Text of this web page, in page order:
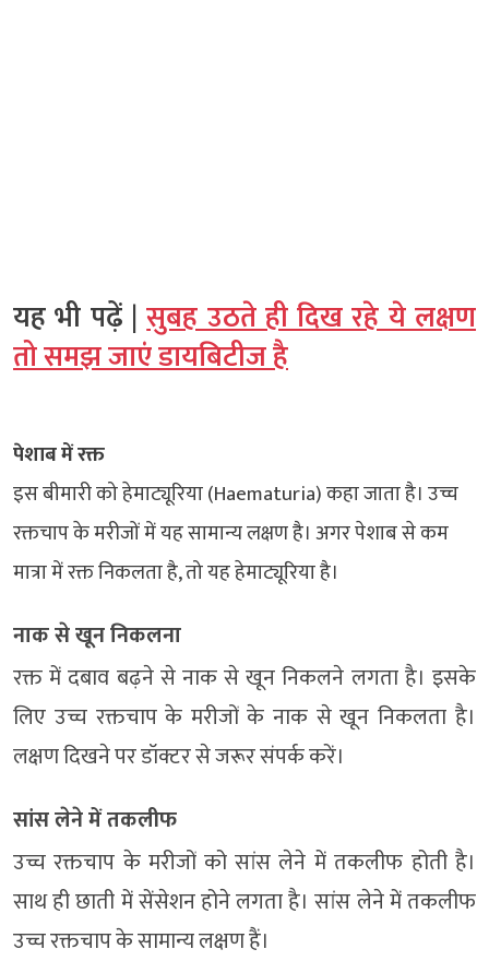
यह भी पढ़ें |सुबह उठते ही दिख रहे ये लक्षण
तो समझ जाएं डायबिटीज है
पेशाब में रक्त
इस बीमारी को हेमाट्यूरिया (Haematuria) कहा जाता है। उच्च
रक्तचाप के मरीजों में यह सामान्य लक्षण है। अगर पेशाब से कम
मात्रा में रक्त निकलता है, तो यह हेमाट्यूरिया है।
नाक से खून निकलना
रक्त में दबाव बढ़ने से नाक से खून निकलने लगता है। इसके
लिए उच्च रक्तचाप के मरीजों के नाक से खून निकलता है।
लक्षण दिखने पर डॉक्टर से जरूर संपर्क करें।
सांस लेने में तकलीफ
उच्च रक्तचाप के मरीजों को सांस लेने में तकलीफ होती है।
साथ ही छाती में सेंसेशन होने लगता है। सांस लेने में तकलीफ
उच्च रक्तचाप के सामान्य लक्षण हैं।